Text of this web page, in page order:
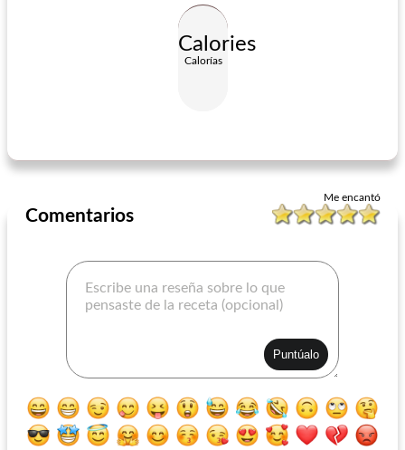
Calories
Calorías
Me encantó
Comentarios